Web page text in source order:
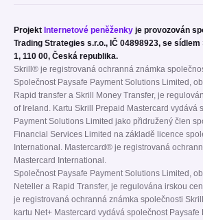
Projekt Internetové peněženky je provozován
Trading Strategies s.r.o., IČ 04898923, se
1, 110 00, Česká republika.
Skrill® je registrovaná ochranná známka
Společnost Paysafe Payment Solutions Limited,
Rapid transfer a Skrill Money Transfer, je
of Ireland. Kartu Skrill Prepaid Mastercard vydává
Payment Solutions Limited jako přidružený člen
Financial Services Limited na základě licence
International. Mastercard® je registrovaná
Mastercard International.
Společnost Paysafe Payment Solutions Limited,
Neteller a Rapid Transfer, je regulována irskou
je registrovaná ochranná známka společnosti
kartu Net+ Mastercard vydává společnost Paysafe